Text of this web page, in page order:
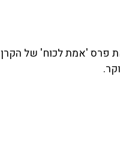
פרס 'אמת לכוח' של הקרן